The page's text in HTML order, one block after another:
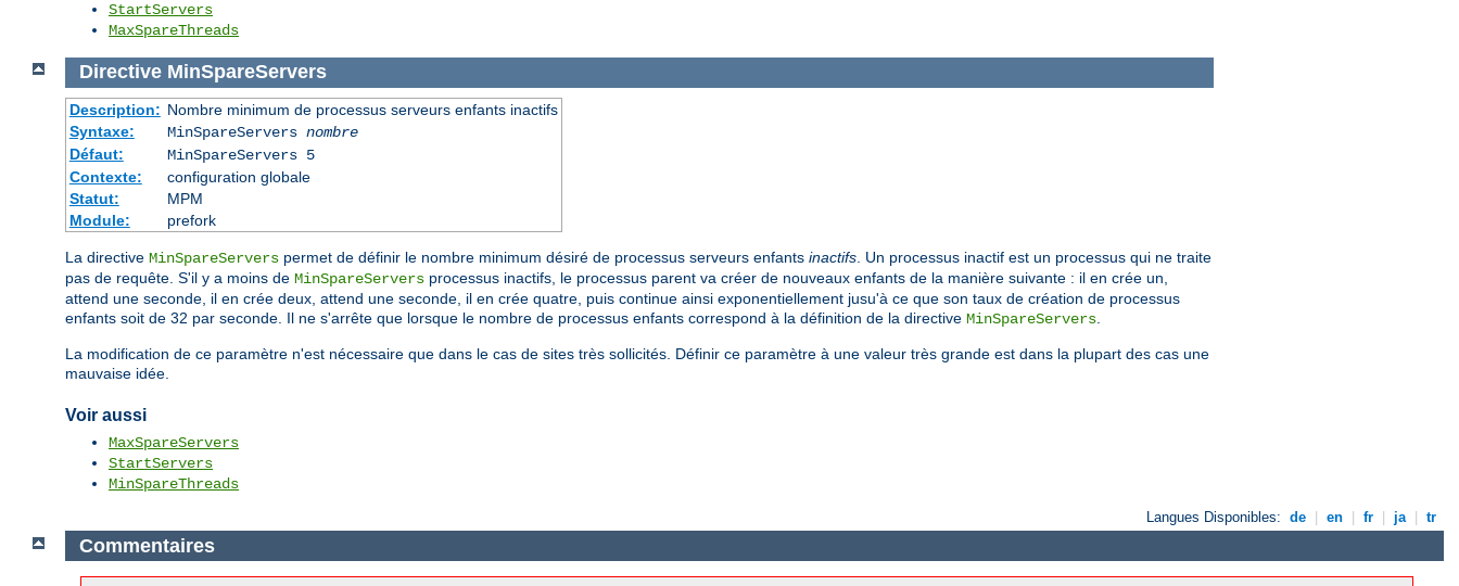
StartServers
MaxSpareThreads
Directive MinSpareServers
Description: Nombre minimum de processus serveurs enfants inactifs
Syntaxe:
MinSpareServers nombre
Défaut:
MinSpareServers 5
Contexte:
configuration globale
Statut:
MPM
Module:
prefork
La directive MinSpareServers permet de définir le nombre minimum désiré de processus serveurs enfants inactifs . Un processus inactif est un processus qui ne traite
pas de requête. S'il y a moins de MinSpareServers processus inactifs, le processus parent va créer de nouveaux enfants de la manière suivante : il en crée un,
attend une seconde, il en crée deux, attend une seconde, il en crée quatre, puis continue ainsi exponentiellement jusu'à ce que son taux de création de processus
enfants soit de 32 par seconde. Il ne s'arrête que lorsque le nombre de processus enfants correspond à la définition de la directive MinSpareServers
La modification de ce paramètre n'est nécessaire que dans le cas de sites très sollicités. Définir ce paramètre à une valeur très grande est dans la plupart des cas une
mauvaise idée.
Voir aussi
MaxSpareServers
StartServers
MinSpareThreads
Langues Disponibles: de en fr ja tr
Commentaires